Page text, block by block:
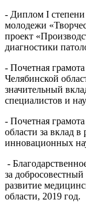
- Диплом I
молодежи
проект
диагностики
- Почетная
Челябинской
значительный
специалистов и
- Почетная
области за вклад
инновационных
-
за
развитие
области, 2019 год.